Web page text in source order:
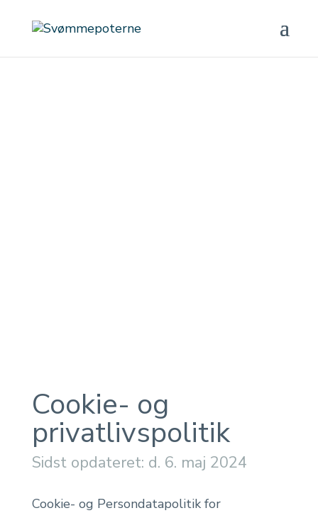
Cookie- og
privatlivspolitik
Sidst opdateret: d. 6. maj 2024
Cookie- og Persondatapolitik for